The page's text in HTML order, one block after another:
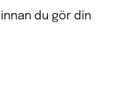
innan du gör din